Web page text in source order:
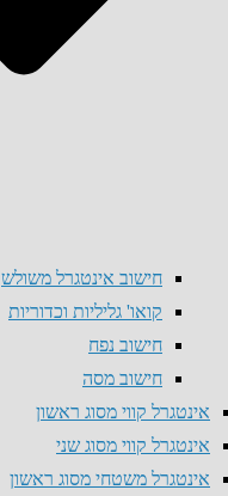
חישוב אינטגרל משולש
קואו' גליליות וכדוריות
חישוב נפח
חישוב מסה
אינטגרל קווי מסוג ראשון
אינטגרל קווי מסוג שני
אינטגרל משטחי מסוג ראשון